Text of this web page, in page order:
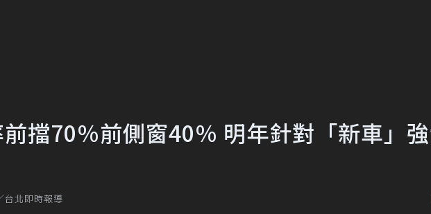
擋70％前側窗40％ 明年針對「新車」
台北即時報導